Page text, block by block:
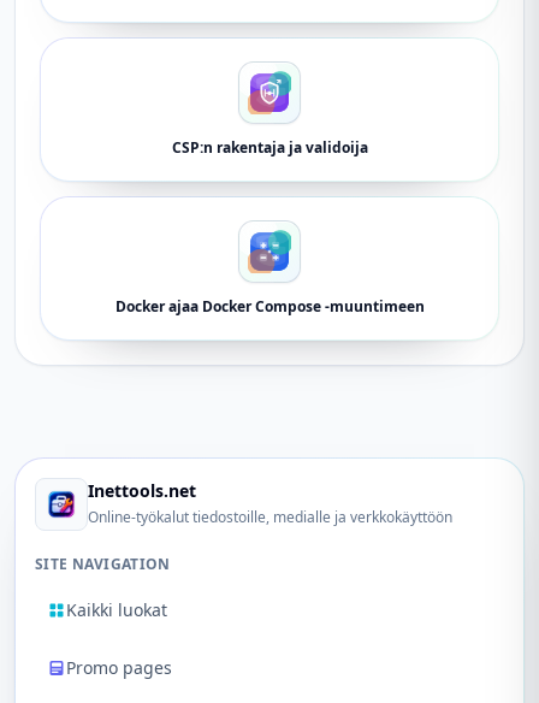
CSP:n rakentaja ja validoija
Docker ajaa Docker Compose -muuntimeen
Inettools.net
Online-työkalut tiedostoille, medialle ja verkkokäyttöön
SITE NAVIGATION
Kaikki luokat
Promo pages